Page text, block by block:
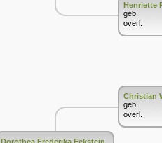
Henriette
geb.
overl.
Christian
geb.
overl.